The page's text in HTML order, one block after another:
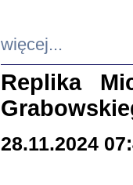
więcej...
Replika
28.11.2024